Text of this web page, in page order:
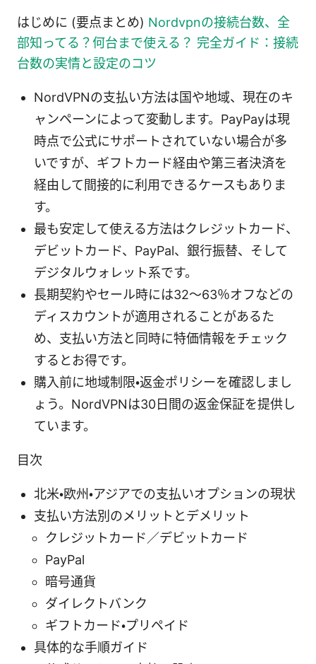
はじめに (要点まとめ) Nordvpnの接続台数、全
部知ってる？何台まで使える？ 完全ガイド：接続
台数の実情と設定のコツ
NordVPNの支払い方法は国や地域、現在のキ
ャンペーンによって変動します。PayPayは現
時点で公式にサポートされていない場合が多
いですが、ギフトカード経由や第三者決済を
経由して間接的に利用できるケースもありま
す。
最も安定して使える方法はクレジットカード、
デビットカード、PayPal、銀行振替、そして
デジタルウォレット系です。
長期契約やセール時には32～63％オフなどの
ディスカウントが適用されることがあるた
め、支払い方法と同時に特価情報をチェック
するとお得です。
購入前に地域制限・返金ポリシーを確認しまし
ょう。NordVPNは30日間の返金保証を提供し
ています。
目次
北米・欧州・アジアでの支払いオプションの現状
支払い方法別のメリットとデメリット
クレジットカード／デビットカード
PayPal
暗号通貨
ダイレクトバンク
ギフトカード・プリペイド
具体的な手順ガイド